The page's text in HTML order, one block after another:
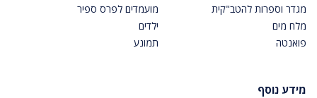
מגדר וספרות להטב"קית
מלח מים
פואנטה
מועמדים לפרס ספיר
ילדים
תמונע
מידע נוסף